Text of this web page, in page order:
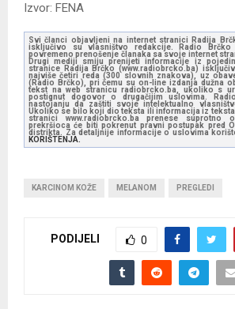
Izvor: FENA
Svi članci objavljeni na internet stranici Radija
isključivo su vlasništvo redakcije. Radio Brčko
povremeno prenošenje članaka sa svoje internet
Drugi mediji smiju prenijeti informacije iz
stranice Radija Brčko (www.radiobrcko.ba)
najviše četiri reda (300 slovnih znakova), uz
(Radio Brčko), pri čemu su on-line izdanja dužna
tekst na web stranicu radiobrcko.ba, ukoliko s
postignut dogovor o drugačijim uslovima.
nastojanju da zaštiti svoje intelektualno
Ukoliko se bilo koji dio teksta ili informacija iz
stranici www.radiobrcko.ba prenese suprotno
prekršioca će biti pokrenut pravni postupak pred
distrikta. Za detaljnije informacije o uslovima
KORIŠTENJA.
KARCINOM KOŽE MELANOM PREGLEDI
PODIJELI 0